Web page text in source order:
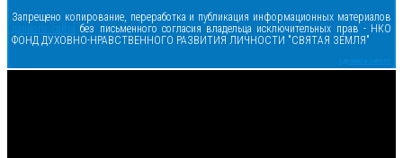
Запрещено копирование, переработка и публикация информационных материалов
данного сайта без письменного согласия владельца исключительных прав - НКО
ФОНД ДУХОВНО-НРАВСТВЕННОГО РАЗВИТИЯ ЛИЧНОСТИ "СВЯТАЯ ЗЕМЛЯ"
Сделано в samsite